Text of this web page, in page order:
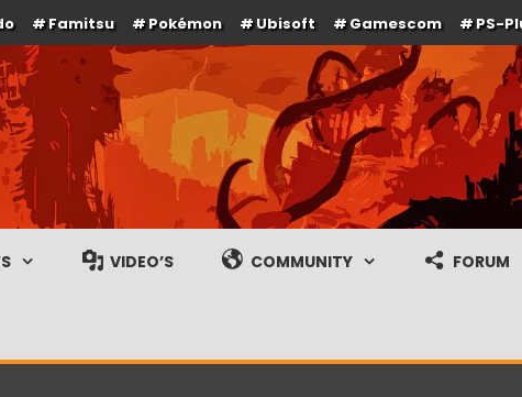
Famitsu Pokémon Ubisoft Gamescom PS-
en gameplay streams
VIDEO’S COMMUNITY FORUM